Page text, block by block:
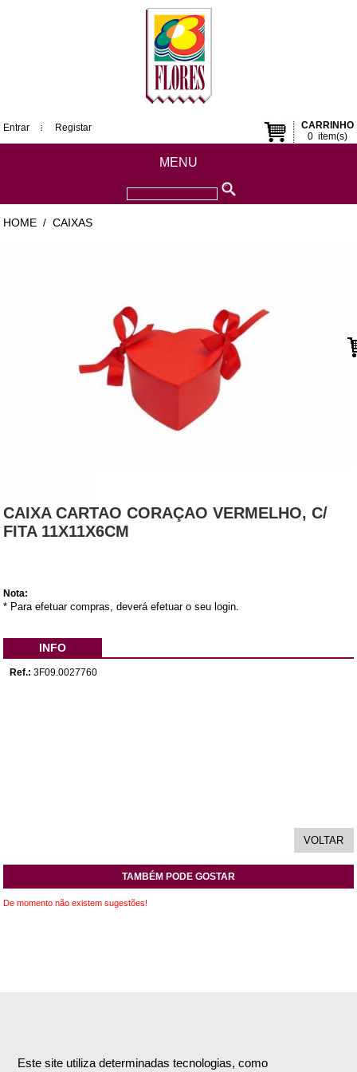
Este site utiliza determinadas tecnologias, como
CARRINHO
0item(s)
Entrar Registar
MENU
HOME / CAIXAS
CAIXA CARTAO CORAÇAO VERMELHO, C/
FITA 11X11X6CM
Nota:
* Para efetuar compras, deverá efetuar o seu login.
INFO
Ref.: 3F09.0027760
TAMBÉM PODE GOSTAR
De momento não existem sugestões!
Empresa
Encomendas & Pagamentos